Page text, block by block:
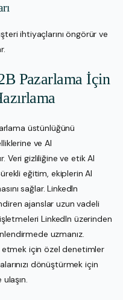
ihtiyaçlarını öngörür ve
Pazarlama İçin
üstünlüğünü
ve AI
Veri gizliliğine ve etik AI
eğitim, ekiplerin AI
sağlar. LinkedIn
ajanslar uzun vadeli
LinkedIn üzerinden
uzmanız.
etmek için özel denetimler
dönüştürmek için